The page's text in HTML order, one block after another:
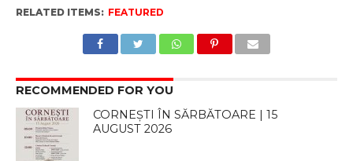
RELATED ITEMS: FEATURED
RECOMMENDED FOR YOU
CORNEȘTI ÎN SĂRBĂTOARE | 15
AUGUST 2026